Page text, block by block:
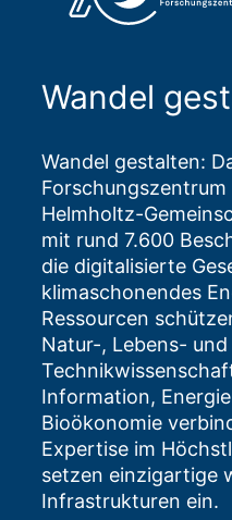
Wandel
Wandel gestalten:
Helmholtz-
mit rund 7.600
die digitalisierte
klimaschonendes
Ressourcen
Natur-, Lebens- und
Information,
Bioökonomie
Expertise im
setzen einzigartige
Infrastrukturen ein.